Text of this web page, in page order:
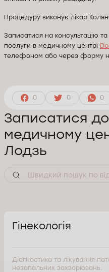
Процедуру виконує лікар
Записатися на консультацію
послуги в медичному центрі
телефоном або через форму
0 0 0
Записатися до
медичному
Лодзь
Гінекологія
Діагностика та лікування
незапальних захворювань.